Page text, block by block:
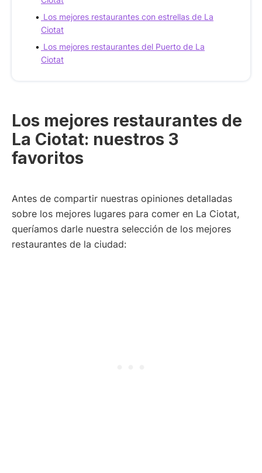
Los mejores restaurantes con estrellas de La
Ciotat
Los mejores restaurantes del Puerto de La
Ciotat
Los mejores restaurantes de
La Ciotat: nuestros 3
favoritos
Antes de compartir nuestras opiniones detalladas
sobre los mejores lugares para comer en La Ciotat,
queríamos darle nuestra selección de los mejores
restaurantes de la ciudad: